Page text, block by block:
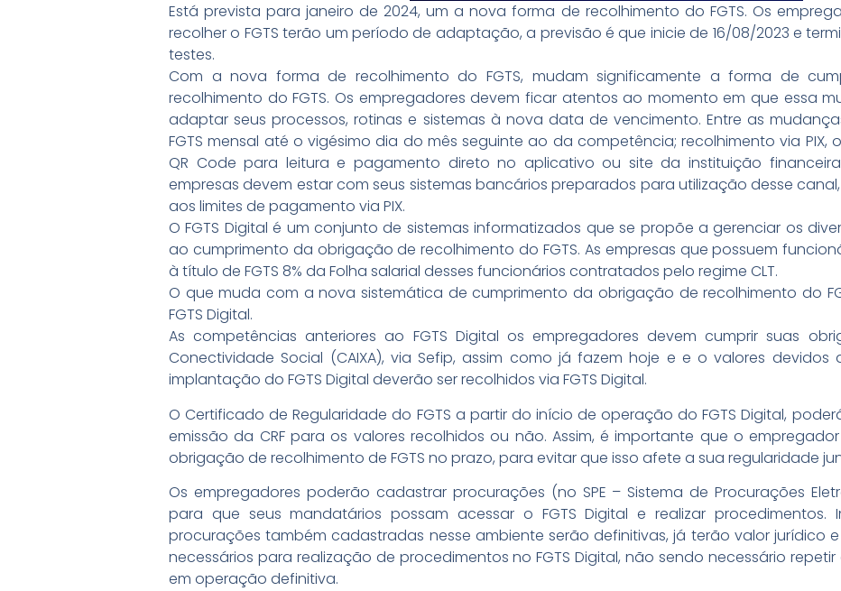
Está prevista para janeiro de 2024, um a nova forma de recolhimento do FGTS. Os
recolher o FGTS terão um período de adaptação, a previsão é que inicie de 16/08/2023 e
testes.
Com a nova forma de recolhimento do FGTS, mudam significamente a forma de
recolhimento do FGTS. Os empregadores devem ficar atentos ao momento em que essa
adaptar seus processos, rotinas e sistemas à nova data de vencimento. Entre as
FGTS mensal até o vigésimo dia do mês seguinte ao da competência; recolhimento via
QR Code para leitura e pagamento direto no aplicativo ou site da instituição
empresas devem estar com seus sistemas bancários preparados para utilização desse
aos limites de pagamento via PIX.
O FGTS Digital é um conjunto de sistemas informatizados que se propõe a gerenciar os
ao cumprimento da obrigação de recolhimento do FGTS. As empresas que possuem
à título de FGTS 8% da Folha salarial desses funcionários contratados pelo regime CLT.
O que muda com a nova sistemática de cumprimento da obrigação de recolhimento do
FGTS Digital.
As competências anteriores ao FGTS Digital os empregadores devem cumprir suas
Conectividade Social (CAIXA), via Sefip, assim como já fazem hoje e e o valores
implantação do FGTS Digital deverão ser recolhidos via FGTS Digital.
O Certificado de Regularidade do FGTS a partir do início de operação do FGTS Digital,
emissão da CRF para os valores recolhidos ou não. Assim, é importante que o
obrigação de recolhimento de FGTS no prazo, para evitar que isso afete a sua regularidade
Os empregadores poderão cadastrar procurações (no SPE – Sistema de Procurações
para que seus mandatários possam acessar o FGTS Digital e realizar procedimentos.
procurações também cadastradas nesse ambiente serão definitivas, já terão valor jurídico
necessários para realização de procedimentos no FGTS Digital, não sendo necessário
em operação definitiva.